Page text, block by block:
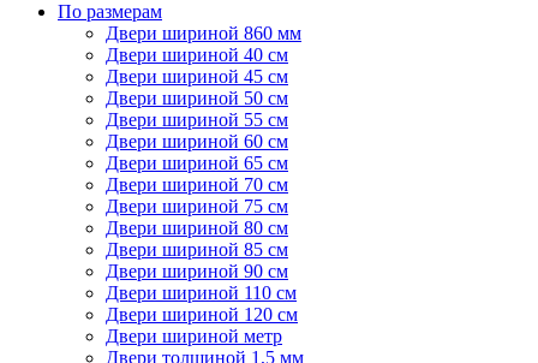
По размерам
Двери шириной 860 мм
Двери шириной 40 см
Двери шириной 45 см
Двери шириной 50 см
Двери шириной 55 см
Двери шириной 60 см
Двери шириной 65 см
Двери шириной 70 см
Двери шириной 75 см
Двери шириной 80 см
Двери шириной 85 см
Двери шириной 90 см
Двери шириной 110 см
Двери шириной 120 см
Двери шириной метр
Двери толщиной 1,5 мм